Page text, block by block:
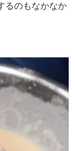
るのもなかなか